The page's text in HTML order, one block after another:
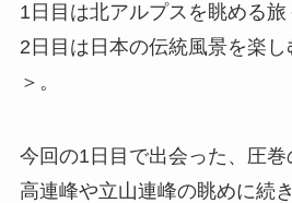
1日目は北アルプスを眺める旅
2日目は日本の伝統風景を楽
＞。
今回の1日目で出会った、圧
高連峰や立山連峰の眺めに続